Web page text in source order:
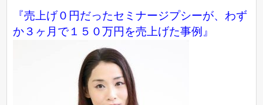
『売上げ０円だったセミナージプシーが、わず
か３ヶ月で１５０万円を売上げた事例』